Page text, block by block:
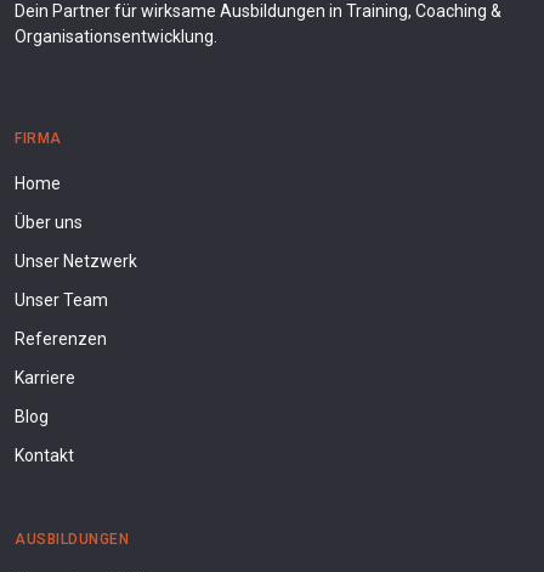
Dein Partner für wirksame Ausbildungen in Training, Coaching &
Organisationsentwicklung.
FIRMA
Home
Über uns
Unser Netzwerk
Unser Team
Referenzen
Karriere
Blog
Kontakt
AUSBILDUNGEN